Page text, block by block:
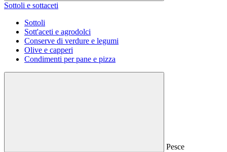
Sottoli e sottaceti
Sottoli
Sott'aceti e agrodolci
Conserve di verdure e legumi
Olive e capperi
Condimenti per pane e pizza
Pesce